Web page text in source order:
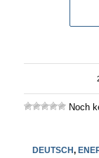
Noch
DEUTSCH,